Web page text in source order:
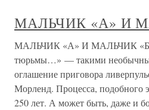
МАЛЬЧИК «А» И
МАЛЬЧИК «А» И МАЛЬЧИК «Б»
тюрьмы…» — такими
оглашение приговора
Морленд. Процесса, подобного
250 лет. А может быть, даже и